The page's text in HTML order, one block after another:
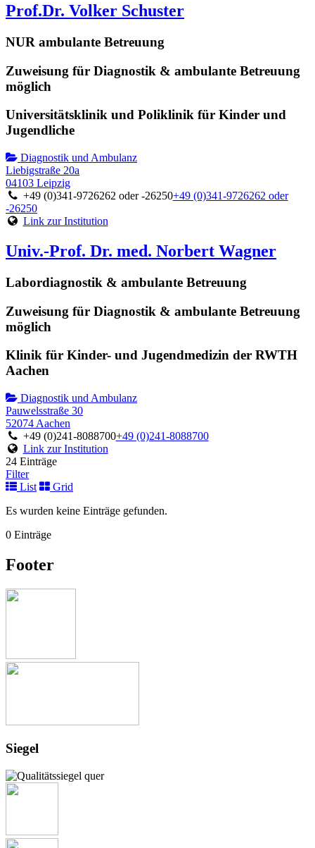
Prof.Dr. Volker Schuster
NUR ambulante Betreuung
Zuweisung für Diagnostik & ambulante Betreuung
möglich
Universitätsklinik und Poliklinik für Kinder und
Jugendliche
Diagnostik und Ambulanz
Liebigstraße 20a
04103 Leipzig
+49 (0)341-9726262 oder -26250+49 (0)341-9726262 oder
-26250
Link zur Institution
Univ.-Prof. Dr. med. Norbert Wagner
Labordiagnostik & ambulante Betreuung
Zuweisung für Diagnostik & ambulante Betreuung
möglich
Klinik für Kinder- und Jugendmedizin der RWTH
Aachen
Diagnostik und Ambulanz
Pauwelsstraße 30
52074 Aachen
+49 (0)241-8088700+49 (0)241-8088700
Link zur Institution
24 Einträge
Filter
List
Grid
Es wurden keine Einträge gefunden.
0 Einträge
Footer
Siegel